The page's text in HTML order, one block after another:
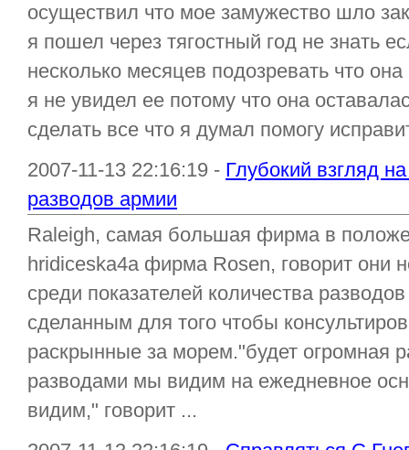
осуществил что мое замужество шло
я пошел через тягостный год не знать
несколько месяцев подозревать что
я не увидел ее потому что она
сделать все что я думал помогу
2007-11-13 22:16:19 - Глубокий взгляд
разводов армии
Raleigh, самая большая фирма в
hridiceska4a фирма Rosen, говорит они
среди показателей количества
сделанным для того чтобы
раскрынные за морем."будет огромная
разводами мы видим на ежедневное
видим," говорит ...